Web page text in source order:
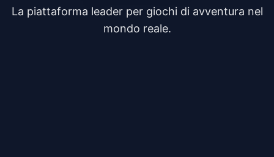
La piattaforma leader per giochi di avventura nel
mondo reale.